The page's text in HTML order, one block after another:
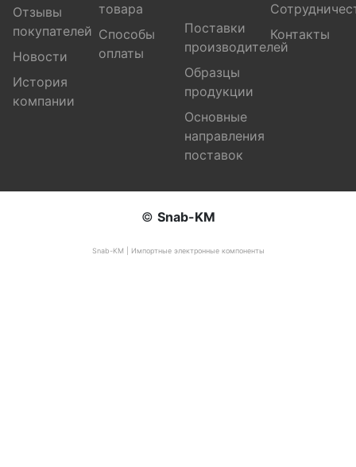
Отзывы
покупателей
Новости
История
компании
товара
Способы
оплаты
Поставки
производителей
Образцы
продукции
Основные
направления
поставок
Контакты
© Snab-KM
Snab-KM | Импортные электронные компоненты